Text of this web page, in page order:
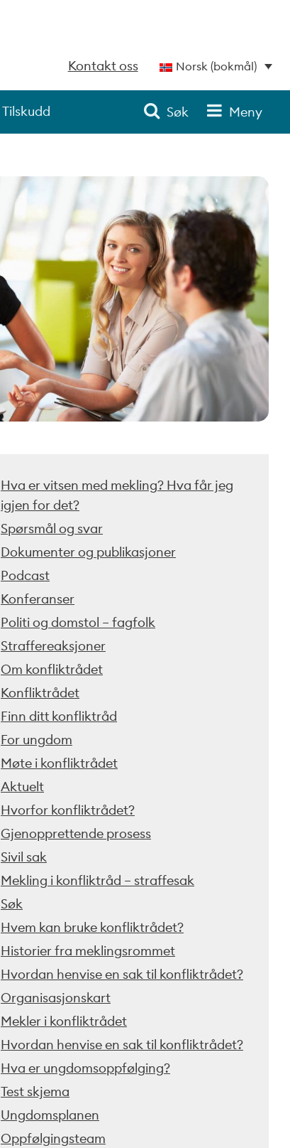
Kontakt oss Norsk (bokmål)
Tilskudd Søk Meny
Hva er vitsen med mekling? Hva får jeg
igjen for det?
Spørsmål og svar
Dokumenter og publikasjoner
Podcast
Konferanser
Politi og domstol – fagfolk
Straffereaksjoner
Om konfliktrådet
Konfliktrådet
Finn ditt konfliktråd
For ungdom
Møte i konfliktrådet
Aktuelt
Hvorfor konfliktrådet?
Gjenopprettende prosess
Sivil sak
Mekling i konfliktråd – straffesak
Søk
Hvem kan bruke konfliktrådet?
Historier fra meklingsrommet
Hvordan henvise en sak til konfliktrådet?
Organisasjonskart
Mekler i konfliktrådet
Hvordan henvise en sak til konfliktrådet?
Hva er ungdomsoppfølging?
Test skjema
Ungdomsplanen
Oppfølgingsteam